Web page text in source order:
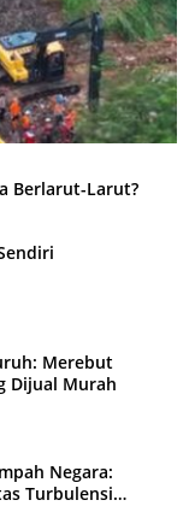
Berlarut-Larut?
Merebut
Dijual Murah
Negara:
Turbulensi